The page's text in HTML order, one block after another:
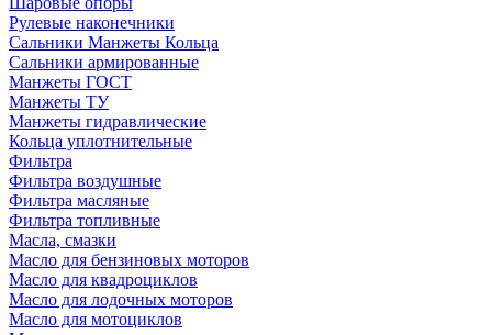
Рулевые наконечники
Сальники Манжеты Кольца
Сальники армированные
Манжеты ГОСТ
Манжеты ТУ
Манжеты гидравлические
Кольца уплотнительные
Фильтра
Фильтра воздушные
Фильтра масляные
Фильтра топливные
Масла, смазки
Масло для бензиновых моторов
Масло для квадроциклов
Масло для лодочных моторов
Масло для мотоциклов